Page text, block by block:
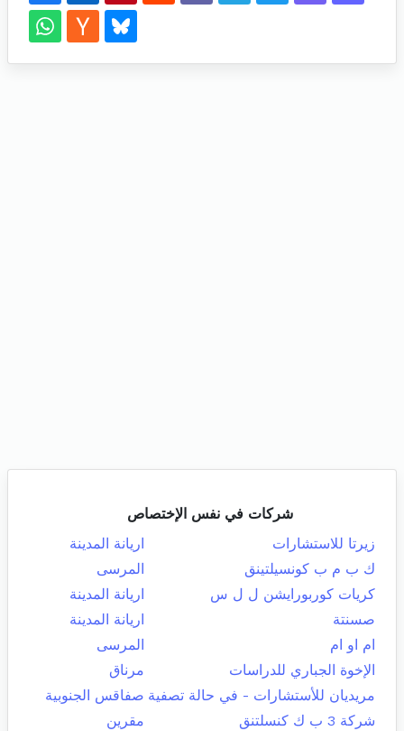
شركات في نفس الإختصاص
زيرتا للاستشارات
اريانة المدينة
ك ب م ب كونسيلتينق
المرسى
كريات كوربورايشن ل ل س
اريانة المدينة
صسنتة
اريانة المدينة
ام او ام
المرسى
الإخوة الجباري للدراسات
مرناق
مريديان للأستشارات - في حالة تصفية صفاقس الجنوبية
شركة 3 ب ك كنسلتنق
مقرين